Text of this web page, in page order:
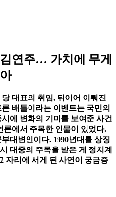
연주… 가치에 무게
대표의 취임, 뒤이어 이뤄진
배틀이라는 이벤트는 국민의
에 변화의 기미를 보여준 사건
론에서 주목한 인물이 있었다.
대변인이다. 1990년대를 상징
대중의 주목을 받은 게 정치계
자리에 서게 된 사연이 궁금증